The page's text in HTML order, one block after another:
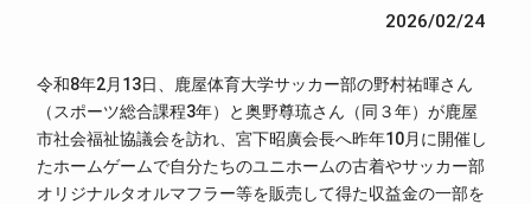
2026/02/24
令和8年2月13日、鹿屋体育大学サッカー部の野村祐暉さん
（スポーツ総合課程3年）と奥野尊琉さん（同３年）が鹿屋
市社会福祉協議会を訪れ、宮下昭廣会長へ昨年10月に開催し
たホームゲームで自分たちのユニホームの古着やサッカー部
オリジナルタオルマフラー等を販売して得た収益金の一部を